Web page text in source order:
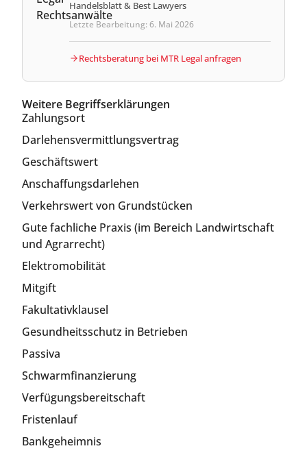
Handelsblatt & Best Lawyers
Letzte Bearbeitung: 6. Mai 2026
Rechtsberatung bei MTR Legal anfragen
Weitere Begriffserklärungen
Zahlungsort
Darlehensvermittlungsvertrag
Geschäftswert
Anschaffungsdarlehen
Verkehrswert von Grundstücken
Gute fachliche Praxis (im Bereich Landwirtschaft
und Agrarrecht)
Elektromobilität
Mitgift
Fakultativklausel
Gesundheitsschutz in Betrieben
Passiva
Schwarmfinanzierung
Verfügungsbereitschaft
Fristenlauf
Bankgeheimnis